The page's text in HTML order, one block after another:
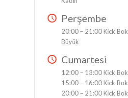
Perşembe
20:00 – 21:00 Kick
Büyük
Cumartesi
12:00 – 13:00 Kick
15:00 – 16:00 Kick
20:00 – 21:00 Kick